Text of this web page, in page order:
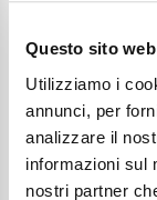
Questo sito
Utilizziamo i
annunci, per
analizzare il
informazioni sul
nostri partner